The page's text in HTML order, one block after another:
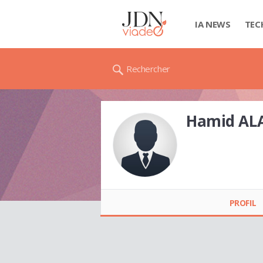
IA NEWS
Rechercher
Hamid
PROFIL